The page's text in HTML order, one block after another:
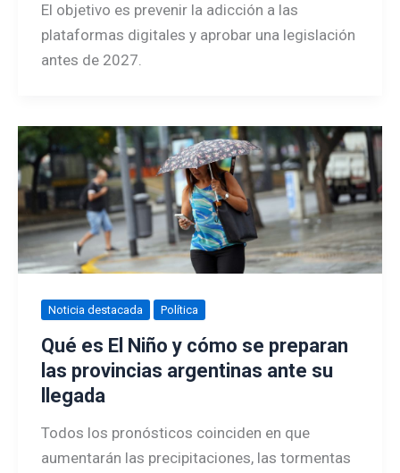
El objetivo es prevenir la adicción a las
plataformas digitales y aprobar una legislación
antes de 2027.
Noticia destacada Política
Qué es El Niño y cómo se preparan
las provincias argentinas ante su
llegada
Todos los pronósticos coinciden en que
aumentarán las precipitaciones, las tormentas